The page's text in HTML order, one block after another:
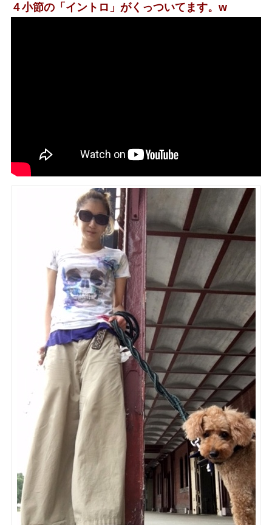
４小節の「イントロ」がくっついてます。w